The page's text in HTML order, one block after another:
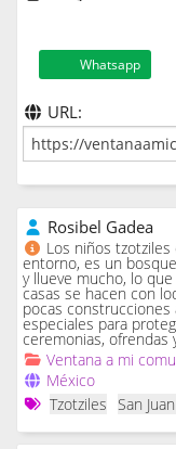
Whatsapp
URL:
Rosibel Gadea
Los niños tzotziles
entorno, es un
y llueve mucho, lo
casas se hacen con
pocas construcciones
especiales para
ceremonias, ofrendas
Ventana a mi
México
Tzotziles
San